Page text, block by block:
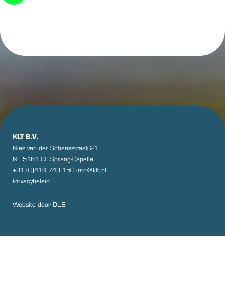
KLT B.V.
Nies van der Schansstraat 21
NL 5161 CE Sprang-Capelle
+31 (0)416 743 150
ln.tlk
@ofni
Privacybeleid
Website door DUS